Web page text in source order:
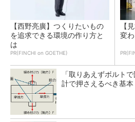
【西野亮廣】つくりたいもの
を追求できる環境の作り方と
は
PR(FINCHI on GOETHE)
【
変
「取りあえずボルト
計で押さえるべき基本